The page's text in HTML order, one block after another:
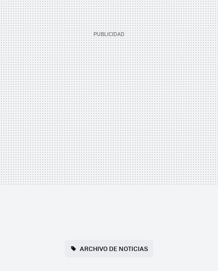
ARCHIVO DE NOTICIAS